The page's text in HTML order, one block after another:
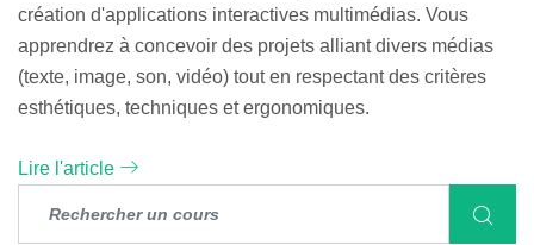
création d'applications interactives multimédias. Vous
apprendrez à concevoir des projets alliant divers médias
(texte, image, son, vidéo) tout en respectant des critères
esthétiques, techniques et ergonomiques.
Lire l'article